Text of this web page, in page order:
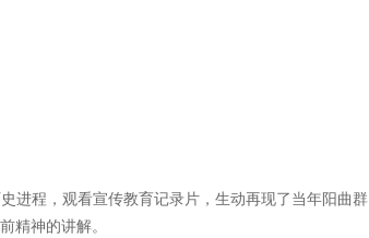
进程，观看宣传教育记录片，生动再现了当年阳曲群
精神的讲解。